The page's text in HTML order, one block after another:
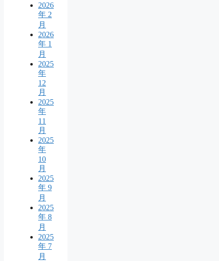
2026
年 2
月
2026
年 1
月
2025
年
12
月
2025
年
11
月
2025
年
10
月
2025
年 9
月
2025
年 8
月
2025
年 7
月